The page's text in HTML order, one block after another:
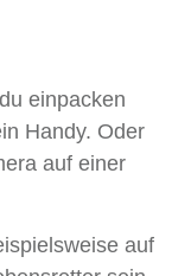
einpacken
Handy. Oder
auf einer
auf